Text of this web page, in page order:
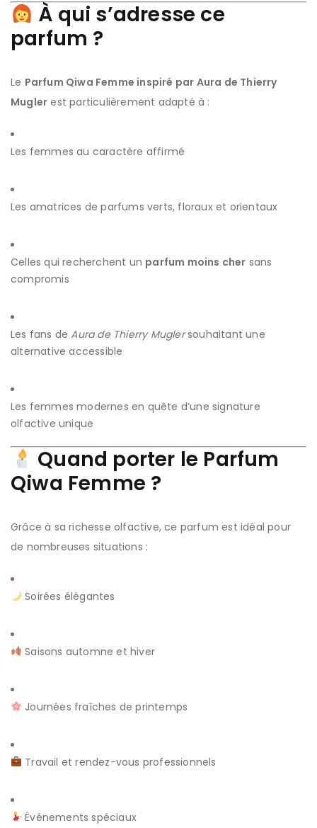
À qui s’adresse ce
parfum ?
Le Parfum Qiwa Femme inspiré par Aura de Thierry
Mugler est particulièrement adapté à :
Les femmes au caractère affirmé
Les amatrices de parfums verts, floraux et orientaux
Celles qui recherchent un parfum moins cher sans
compromis
Les fans deAura de Thierry Muglersouhaitant une
alternative accessible
Les femmes modernes en quête d’une signature
olfactive unique
Quand porter le Parfum
Qiwa Femme ?
Grâce à sa richesse olfactive, ce parfum est idéal pour
de nombreuses situations :
Soirées élégantes
Saisons automne et hiver
Journées fraîches de printemps
Travail et rendez-vous professionnels
Événements spéciaux